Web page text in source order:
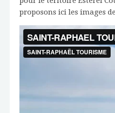
proposons ici les images